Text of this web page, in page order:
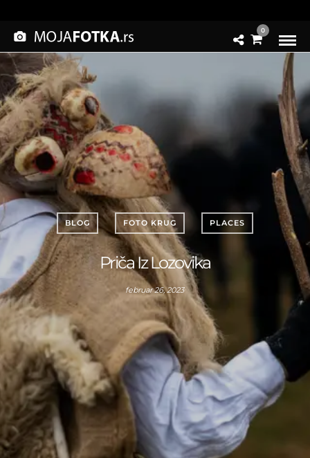
0
BLOG FOTO KRUG PLACES
Priča Iz Lozovika
februar 26, 2023